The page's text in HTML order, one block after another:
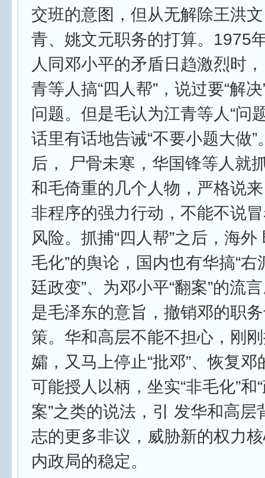
交班的意图，但从无解除王洪
青、姚文元职务的打算。1975
人同邓小平的矛盾日趋激烈时
青等人搞“四人帮”，说过要“解
问题。但是毛认为江青等人“问
话里有话地告诫“不要小题大做
后， 尸骨未寒，华国锋等人就
和毛倚重的几个人物，严格说
非程序的强力行动，不能不说
风险。抓捕“四人帮”之后，海外
毛化”的舆论，国内也有华搞“右
廷政变”、为邓小平“翻案”的流
是毛泽东的意旨，撤销邓的职
策。华和高层不能不担心，刚
孀，又马上停止“批邓”、恢复
可能授人以柄，坐实“非毛化”和“
案”之类的说法，引 发华和高层
志的更多非议，威胁新的权力
内政局的稳定。